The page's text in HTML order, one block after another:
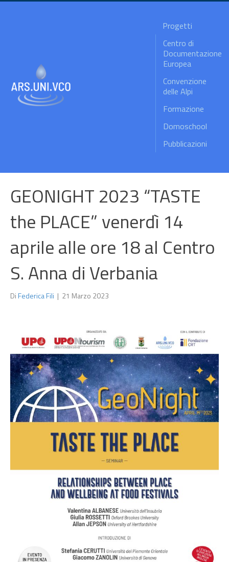
Progetti
Centro di
Documentazione
Europea
Convenzione
delle Alpi
Formazione
Domoschool
Pubblicazioni
GEONIGHT 2023 “TASTE
the PLACE” venerdì 14
aprile alle ore 18 al Centro
S. Anna di Verbania
DiFederica Fili | 21 Marzo 2023